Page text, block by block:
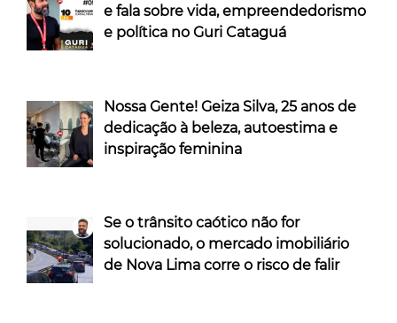
e fala sobre vida, empreendedorismo
e política no Guri Cataguá
Nossa Gente! Geiza Silva, 25 anos de
dedicação à beleza, autoestima e
inspiração feminina
Se o trânsito caótico não for
solucionado, o mercado imobiliário
de Nova Lima corre o risco de falir